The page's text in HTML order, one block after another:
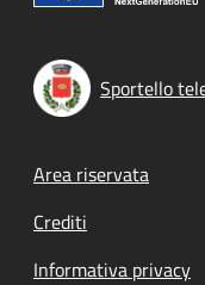
Sportello
Footer
Area riservata
Crediti
Informativa privacy